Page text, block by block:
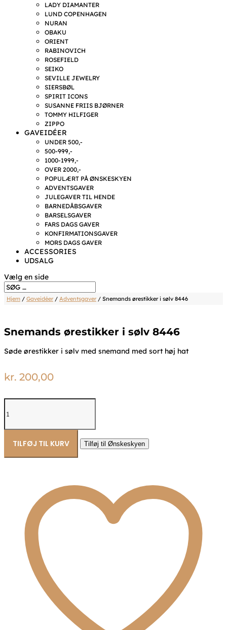
LADY DIAMANTER
LUND COPENHAGEN
NURAN
OBAKU
ORIENT
RABINOVICH
ROSEFIELD
SEIKO
SEVILLE JEWELRY
SIERSBØL
SPIRIT ICONS
SUSANNE FRIIS BJØRNER
TOMMY HILFIGER
ZIPPO
GAVEIDÉER
UNDER 500,-
500-999,-
1000-1999,-
OVER 2000,-
POPULÆRT PÅ ØNSKESKYEN
ADVENTSGAVER
JULEGAVER TIL HENDE
BARNEDÅBSGAVER
BARSELSGAVER
FARS DAGS GAVER
KONFIRMATIONSGAVER
MORS DAGS GAVER
ACCESSORIES
UDSALG
Vælg en side
Hjem / Gaveidéer/ Adventsgaver/ Snemands ørestikker i sølv 8446
Snemands ørestikker i sølv 8446
Søde ørestikker i sølv med snemand med sort høj hat
kr. 200,00
ørestikker
sølv
8446
antal
TILFØJ TIL KURV Tilføj til Ønskeskyen